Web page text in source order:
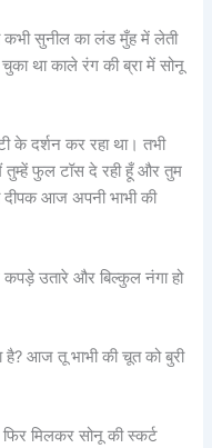
कभी सुनील का लंड मुँह में लेती
था काले रंग की ब्रा में सोनू
के दर्शन कर रहा था। तभी
तुम्हें फुल टॉस दे रही हूँ और तुम
आज अपनी भाभी की
उतारे और बिल्कुल नंगा हो
है? आज तू भाभी की चूत को बुरी
मिलकर सोनू की स्कर्ट